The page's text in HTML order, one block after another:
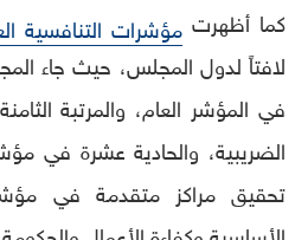
كما أظهرت مؤشرات التنافسية
في المؤشر العام، والمرتبة
الضريبية، والحادية عشرة في
تحقيق مراكز متقدمة في